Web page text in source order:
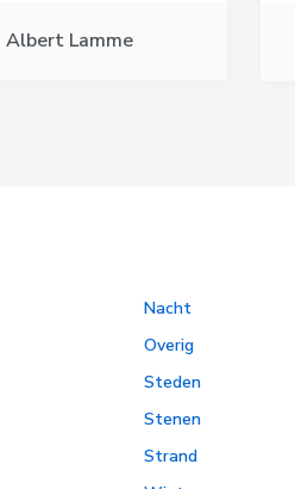
Albert Lamme
Nacht
Overig
Steden
Stenen
Strand